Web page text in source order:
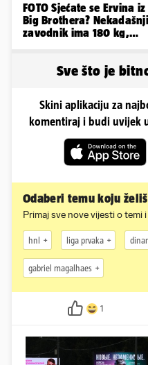
FOTO Sjećate se Ervina iz
Big Brothera? Nekadašnji
zavodnik ima 180 kg,
Sve što je
Skini aplikaciju za
komentiraj i budi uvijek
Odaberi temu koju
Primaj sve nove vijesti o temi
hnl liga prvaka
gabriel magalhaes
1